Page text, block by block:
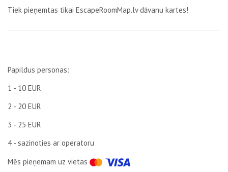
Tiek pieņemtas tikai EscapeRoomMap.lv dāvanu kartes!
Papildus personas:
1 - 10 EUR
2 - 20 EUR
3 - 25 EUR
4 - sazinoties ar operatoru
Мēs pieņemam uz vietas